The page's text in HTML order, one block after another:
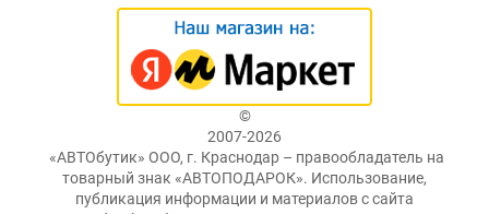
©
2007-2026
«АВТОбутик» ООО, г. Краснодар – правообладатель на
товарный знак «АВТОПОДАРОК». Использование,
публикация информации и материалов с сайта